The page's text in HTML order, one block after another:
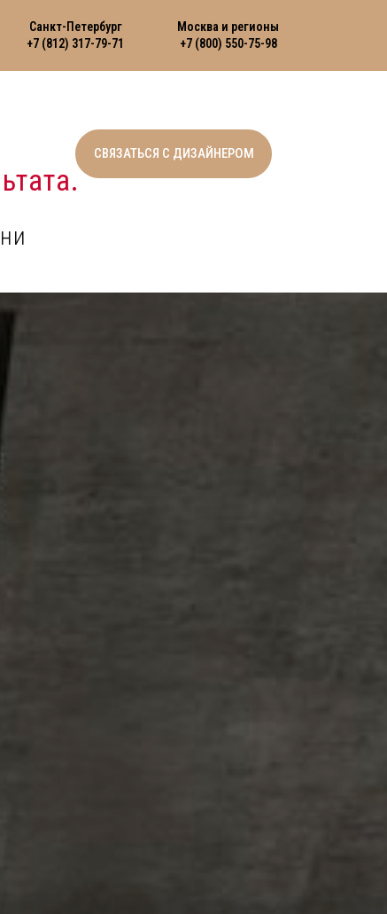
Санкт-Петербург
+7 (812) 317-79-71
Москва и регионы
+7 (800) 550-75-98
СВЯЗАТЬСЯ С ДИЗАЙНЕРОМ